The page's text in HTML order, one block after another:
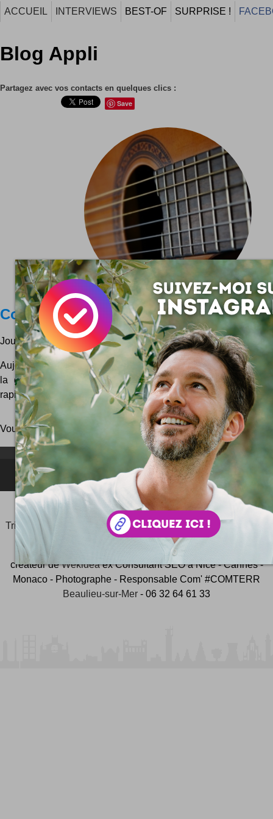
ACCUEIL INTERVIEWS BEST-OF SURPRISE !
Blog Appli
Partagez avec vos contacts en quelques clics :
Save
CoachGuitar
Jouer de la gratte, ça vous démange sévère ?
Aujourd'hui, découverte d'une chouette application pour
la guitare. Un vrai bonus pour ceux qui veulent se
rapidement l'instrument. Pour la petite histoire, l'ann�...
Vous pouvez aussi parcourir le blogau hasard!
NEWSLETTER FOR EVER !
©2006- 2025 JeudiPhoto.netleblog lifestylede
Tripnaux Content Manager, créateur du hashtag
#JeudiPhoto
et ambassadeur#CotedAzurFrance
créateur deWekideaex Consultant SEO à Nice - Cannes -
Monaco - Photographe - Responsable Com' #COMTERR
Beaulieu-sur-Mer - 06 32 64 61 33